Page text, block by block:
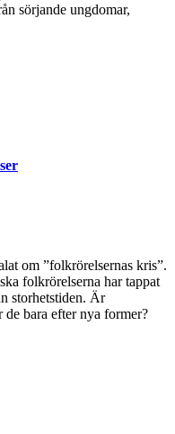
sörjande ungdomar,
om ”folkrörelsernas kris”.
folkrörelserna har tappat
storhetstiden. Är
bara efter nya former?